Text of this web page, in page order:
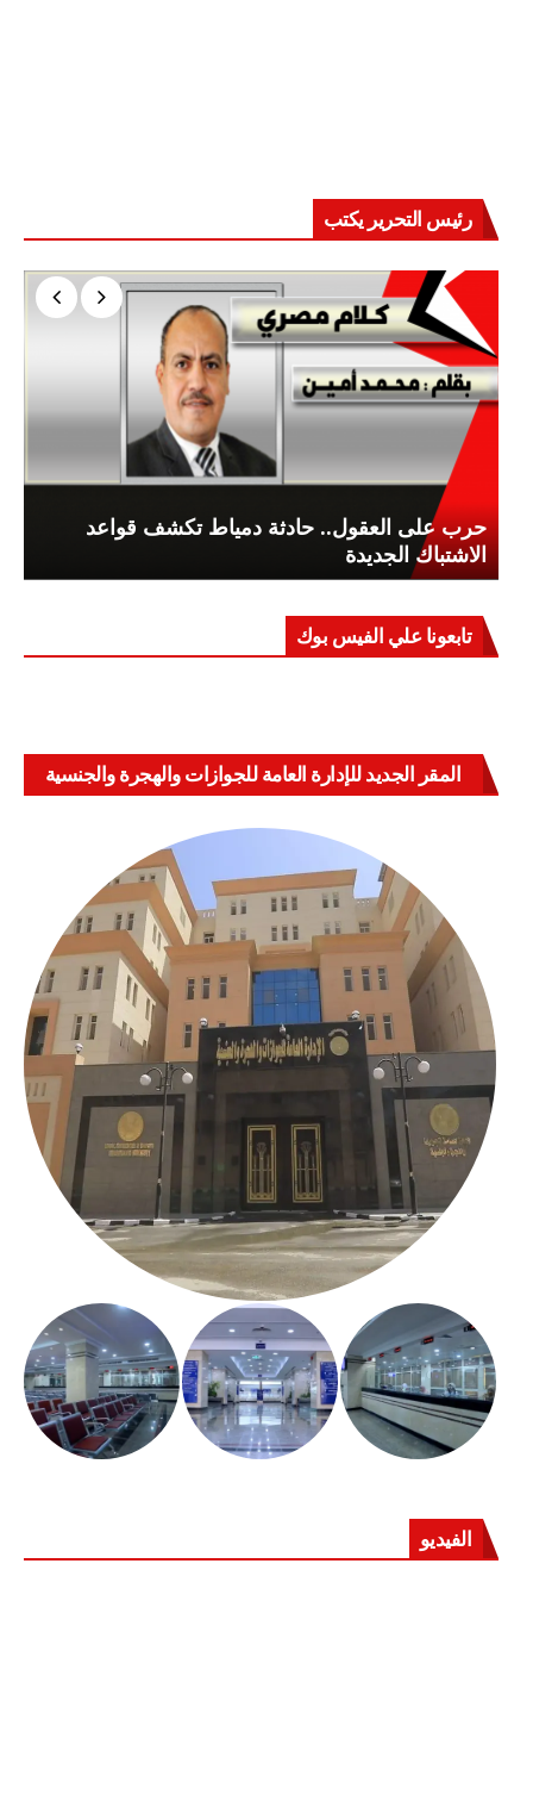
رئيس التحرير يكتب
حرب على العقول.. حادثة دمياط تكشف قواعد
الاشتباك الجديدة
تابعونا علي الفيس بوك
المقر الجديد للإدارة العامة للجوازات والهجرة والجنسية
الفيديو